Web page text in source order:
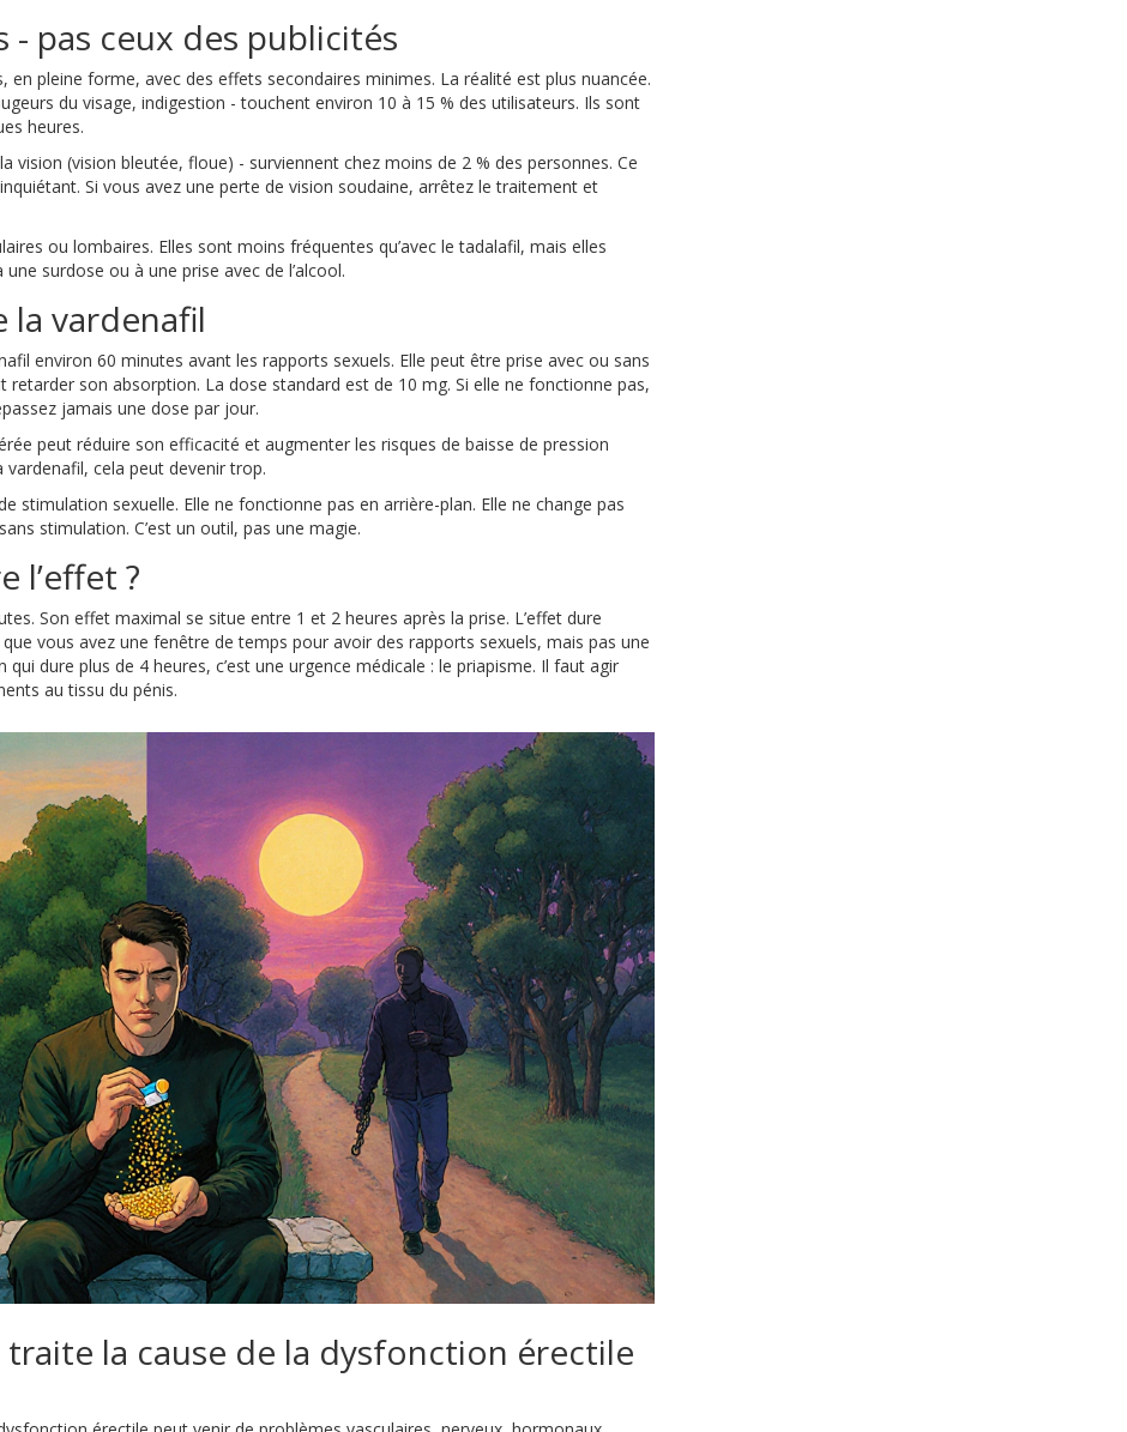
- pas ceux des publicités
pleine forme, avec des effets secondaires minimes. La réalité est plus nuancée.
du visage, indigestion - touchent environ 10 à 15 % des utilisateurs. Ils sont
heures.
vision (vision bleutée, floue) - surviennent chez moins de 2 % des personnes. Ce
Si vous avez une perte de vision soudaine, arrêtez le traitement et
ou lombaires. Elles sont moins fréquentes qu’avec le tadalafil, mais elles
surdose ou à une prise avec de l’alcool.
la vardenafil
environ 60 minutes avant les rapports sexuels. Elle peut être prise avec ou sans
son absorption. La dose standard est de 10 mg. Si elle ne fonctionne pas,
jamais une dose par jour.
peut réduire son efficacité et augmenter les risques de baisse de pression
vardenafil, cela peut devenir trop.
stimulation sexuelle. Elle ne fonctionne pas en arrière-plan. Elle ne change pas
stimulation. C’est un outil, pas une magie.
l’effet ?
Son effet maximal se situe entre 1 et 2 heures après la prise. L’effet dure
vous avez une fenêtre de temps pour avoir des rapports sexuels, mais pas une
dure plus de 4 heures, c’est une urgence médicale : le priapisme. Il faut agir
au tissu du pénis.
traite la cause de la dysfonction érectile